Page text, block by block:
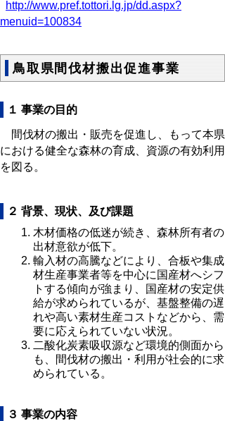
http://www.pref.tottori.lg.jp/dd.aspx?
menuid=100834
鳥取県間伐材搬出促進事業
１ 事業の目的
間伐材の搬出・販売を促進し、もって本県
における健全な森林の育成、資源の有効利用
を図る。
２ 背景、現状、及び課題
木材価格の低迷が続き、森林所有者の
出材意欲が低下。
輸入材の高騰などにより、合板や集成
材生産事業者等を中心に国産材へシフ
トする傾向が強まり、国産材の安定供
給が求められているが、基盤整備の遅
れや高い素材生産コストなどから、需
要に応えられていない状況。
二酸化炭素吸収源など環境的側面から
も、間伐材の搬出・利用が社会的に求
められている。
３ 事業の内容